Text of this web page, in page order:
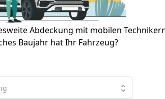
Abdeckung mit mobilen
Baujahr hat Ihr Fahrzeug?